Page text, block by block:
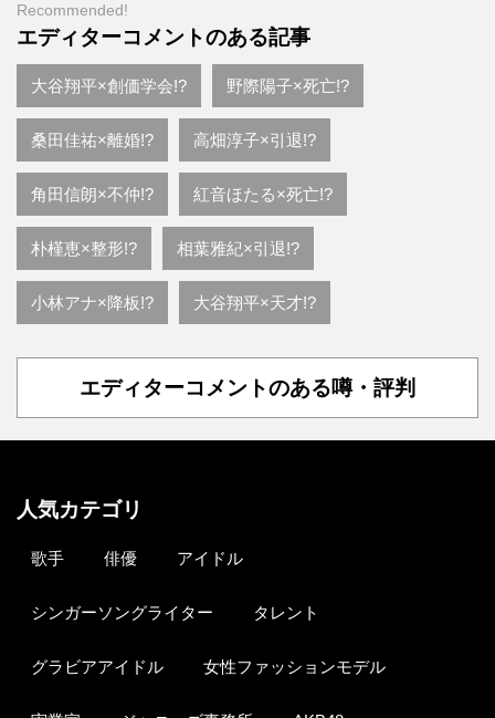
Recommended!
エディターコメントのある記事
大谷翔平×創価学会!? 野際陽子×死亡!?
桑田佳祐×離婚!? 高畑淳子×引退!?
角田信朗×不仲!? 紅音ほたる×死亡!?
朴槿恵×整形!? 相葉雅紀×引退!?
小林アナ×降板!? 大谷翔平×天才!?
エディターコメントのある噂・評判
人気カテゴリ
歌手 俳優 アイドル
シンガーソングライター タレント
グラビアアイドル 女性ファッションモデル